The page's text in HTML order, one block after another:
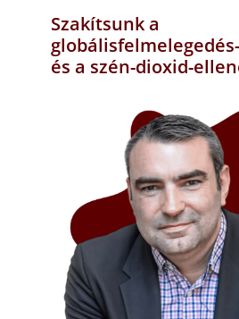
Szakítsunk a
és a szén-dioxid-